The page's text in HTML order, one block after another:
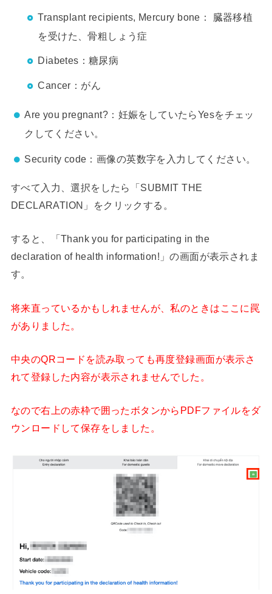
Transplant recipients, Mercury bone： 臓器移植
を受けた、骨粗しょう症
Diabetes：糖尿病
Cancer：がん
Are you pregnant?：妊娠をしていたらYesをチェッ
クしてください。
Security code：画像の英数字を入力してください。
すべて入力、選択をしたら「SUBMIT THE
DECLARATION」をクリックする。
すると、「Thank you for participating in the
declaration of health information!」の画面が表示されま
す。
将来直っているかもしれませんが、私のときはここに罠
がありました。
中央のQRコードを読み取っても再度登録画面が表示さ
れて登録した内容が表示されませんでした。
なので右上の赤枠で囲ったボタンからPDFファイルをダ
ウンロードして保存をしました。